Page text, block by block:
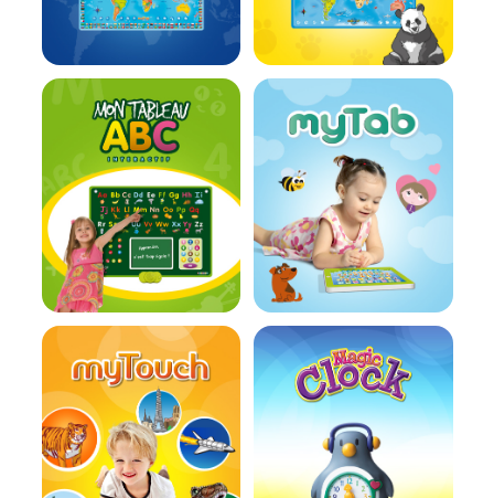
En savoir plus En savoir plus
En savoir plus En savoir plus